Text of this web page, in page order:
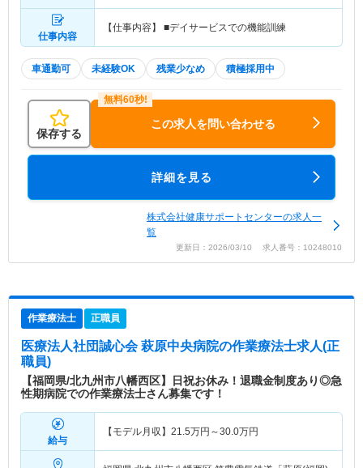
仕事内容
【仕事内容】 ■デイサービスでの機能訓練
車通勤可 未経験OK 残業少なめ 積極採用中
保存する
この求人を問い合わせる
詳細を見る
株式会社健康サポートセンターの求人一
覧
更新日：2026/03/10 求人番号：10248010
作業療法士 正職員
医療法人社団誠心会 萩原中央病院の作業療法士求人(正
職員)
【福岡県/北九州市八幡西区】日祝お休み！退職金制度あり◎急
性期病院での作業療法士さん募集です！
給与
【モデル月収】 21.5万円～30.0万円